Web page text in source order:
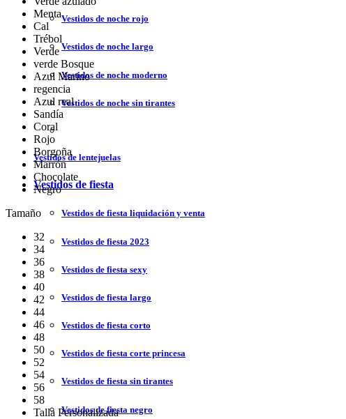
Vestidos de noche rojo
Vestidos de noche largo
Vestidos de noche moderno
Vestidos de noche sin tirantes
Vestidos de lentejuelas
Vestidos de fiesta
Vestidos de fiesta liquidación y venta
Vestidos de fiesta 2023
Vestidos de fiesta sexy
Vestidos de fiesta largo
Vestidos de fiesta corto
Vestidos de fiesta corte princesa
Vestidos de fiesta sin tirantes
Vestidos de fiesta negro
Menta
Cal
Trébol
Verde
verde Bosque
Azul Marino
regencia
Azul real
Sandía
Coral
Rojo
Borgoña
Marrón
Chocolate
Negro
Tamaño
32
34
36
38
40
42
44
46
48
50
52
54
56
58
Talla Personalizada